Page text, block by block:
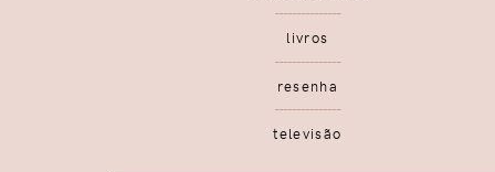
livros
resenha
televisão